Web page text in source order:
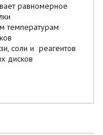
равномерное
температурам
соли и реагентов
дисков